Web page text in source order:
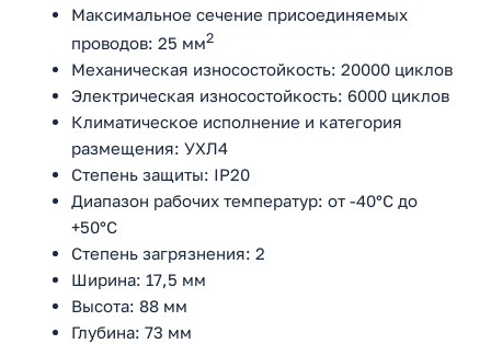
Максимальное сечение присоединяемых
проводов: 25 мм2
Механическая износостойкость: 20000 циклов
Электрическая износостойкость: 6000 циклов
Климатическое исполнение и категория
размещения: УХЛ4
Степень защиты: IP20
Диапазон рабочих температур: от -40°С до
+50°С
Степень загрязнения: 2
Ширина: 17,5 мм
Высота: 88 мм
Глубина: 73 мм